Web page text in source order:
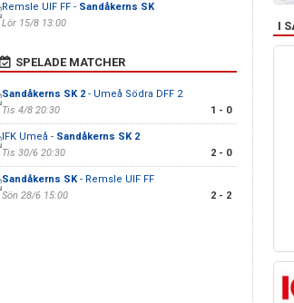
Remsle UIF FF - Sandåkerns SK
Lör 15/8 13:00
SPELADE MATCHER
Sandåkerns SK 2- Umeå Södra DFF 2
Tis 4/8 20:30
1 - 0
IFK Umeå - Sandåkerns SK 2
Tis 30/6 20:30
2 - 0
Sandåkerns SK- Remsle UIF FF
Sön 28/6 15:00
2 - 2
I